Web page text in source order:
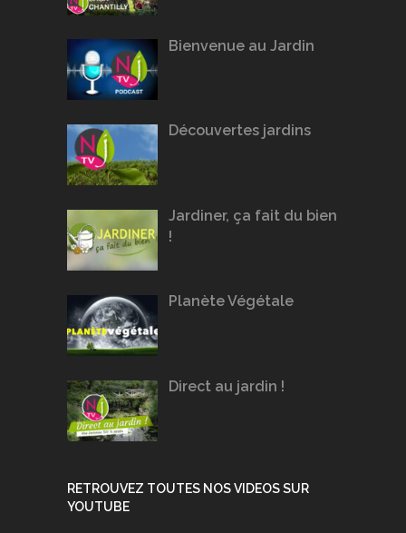
Bienvenue au Jardin
Découvertes jardins
Jardiner, ça fait du bien
!
Planète Végétale
Direct au jardin !
RETROUVEZ TOUTES NOS VIDEOS SUR
YOUTUBE